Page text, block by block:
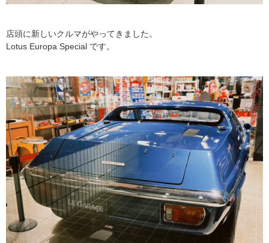
店頭に新しいクルマがやってきました。
Lotus Europa Special です。